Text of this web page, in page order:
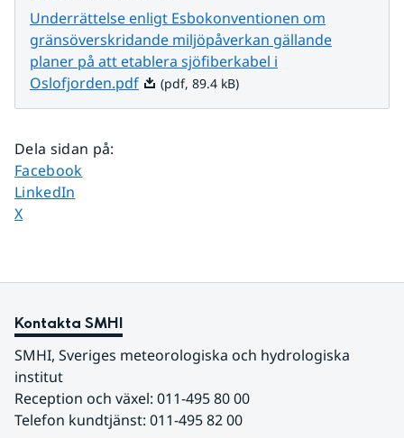
Underrättelse enligt Esbokonventionen om
gränsöverskridande miljöpåverkan gällande
planer på att etablera sjöfiberkabel i
Oslofjorden.pdfPdf, 89.4 kB.
(pdf, 89.4 kB)
Dela sidan på:
Dela sidan på
Facebook
Dela sidan på
LinkedIn
Dela sidan på
X
Kontakta SMHI
SMHI, Sveriges meteorologiska och hydrologiska
institut
Reception och växel: 011-495 80 00
Telefon kundtjänst: 011-495 82 00